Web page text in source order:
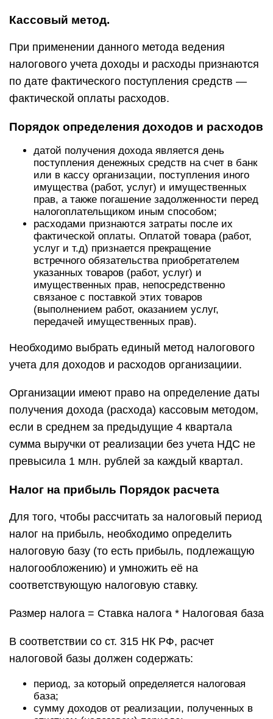
Кассовый метод.
При применении данного метода ведения
налогового учета доходы и расходы признаются
по дате фактического поступления средств —
фактической оплаты расходов.
Порядок определения доходов и расходов
датой получения дохода является день
поступления денежных средств на счет в банк
или в кассу организации, поступления иного
имущества (работ, услуг) и имущественных
прав, а также погашение задолженности перед
налогоплательщиком иным способом;
расходами признаются затраты после их
фактической оплаты. Оплатой товара (работ,
услуг и т.д) признается прекращение
встречного обязательства приобретателем
указанных товаров (работ, услуг) и
имущественных прав, непосредственно
связаное с поставкой этих товаров
(выполнением работ, оказанием услуг,
передачей имущественных прав).
Необходимо выбрать единый метод налогового
учета для доходов и расходов организациии.
Организации имеют право на определение даты
получения дохода (расхода) кассовым методом,
если в среднем за предыдущие 4 квартала
сумма выручки от реализации без учета НДС не
превысила 1 млн. рублей за каждый квартал.
Налог на прибыль Порядок расчета
Для того, чтобы рассчитать за налоговый период
налог на прибыль, необходимо определить
налоговую базу (то есть прибыль, подлежащую
налогообложению) и умножить её на
соответствующую налоговую ставку.
Размер налога = Ставка налога * Налоговая база
В соответствии со ст. 315 НК РФ, расчет
налоговой базы должен содержать:
период, за который определяется налоговая
база;
сумму доходов от реализации, полученных в